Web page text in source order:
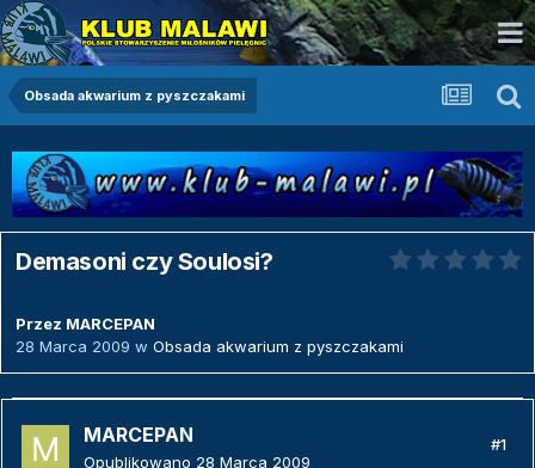
Obsada akwarium z pyszczakami
Demasoni czy Soulosi?
Przez MARCEPAN
28 Marca 2009 w Obsada akwarium z pyszczakami
MARCEPAN
Opublikowano 28 Marca 2009
#1